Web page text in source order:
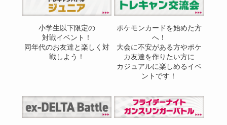
小学生以下限定の
対戦イベント！
同年代のお友達と楽しく対
戦しよう！
ポケモンカードを始めた方
へ！
大会に不安がある方やポケ
カ友達を作りたい方に
カジュアルに楽しめるイベ
ントです！